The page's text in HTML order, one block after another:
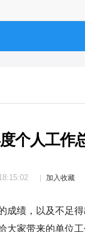
个人工作
加入收藏
绩，以及不足得
大家带来的单位